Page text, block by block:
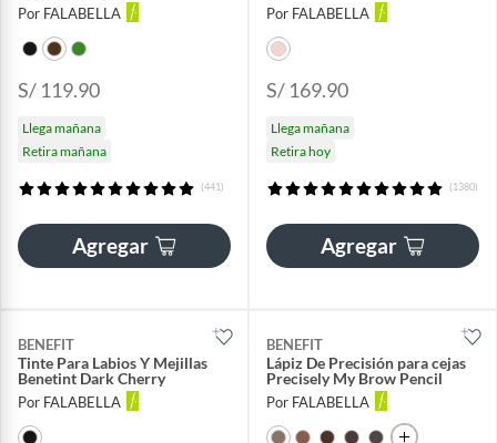
Por FALABELLA
S/ 119.90
Llega mañana
Retira mañana
(441)
Agregar
Por FALABELLA
S/ 169.90
Llega mañana
Retira hoy
(1380)
Agregar
BENEFIT
Tinte Para Labios Y Mejillas
Benetint Dark Cherry
Por FALABELLA
BENEFIT
Lápiz De Precisión para cejas
Precisely My Brow Pencil
Por FALABELLA